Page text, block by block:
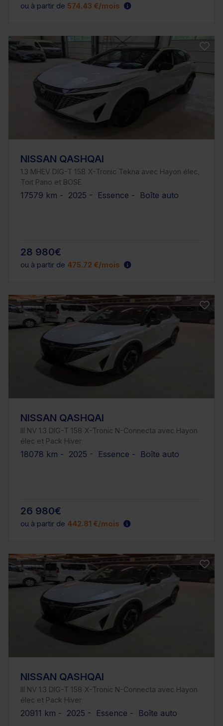
ou à partir de 574.43 €/mois
NISSAN QASHQAI
1.3 MHEV DIG-T 158 X-Tronic Tekna avec Hayon élec,
Toit Pano et BOSE
17579 km - 2025 - Essence - Boîte auto
28 980€
ou à partir de 475.72 €/mois
NISSAN QASHQAI
III NV 1.3 DIG-T 158 X-Tronic N-Connecta avec Hayon
élec et Pack Hiver
18078 km - 2025 - Essence - Boîte auto
26 980€
ou à partir de 442.81 €/mois
NISSAN QASHQAI
III NV 1.3 DIG-T 158 X-Tronic N-Connecta avec Hayon
élec et Pack Hiver
20911 km - 2025 - Essence - Boîte auto